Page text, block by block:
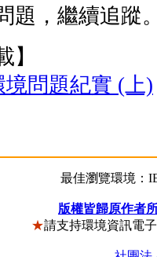
題，繼續追蹤
】
境問題紀實 (上)
最佳瀏覽環境：
版權皆歸原作者
★請支持環境資訊電